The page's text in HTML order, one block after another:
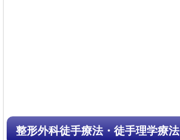
整形外科徒手療法・徒手理学療法